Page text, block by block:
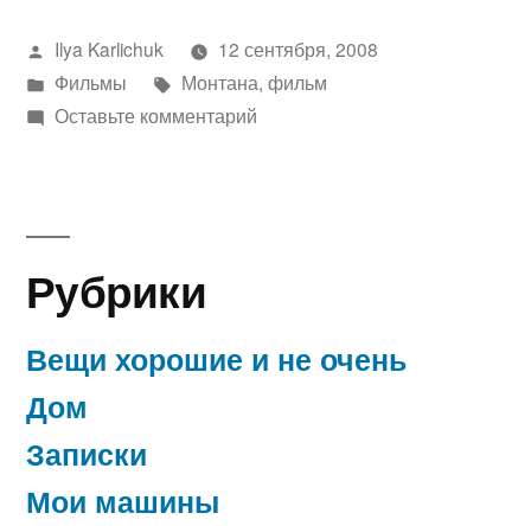
Написано
автором
Ilya Karlichuk
12 сентября, 2008
Написано
в
Фильмы Метки:
Монтана, фильм
Оставьте комментарийк
Рубрики
Вещи хорошие и не очень
Дом
Записки
Мои машины